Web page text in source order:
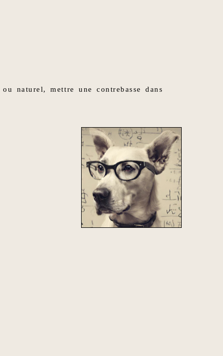
naturel, mettre une contrebasse dans